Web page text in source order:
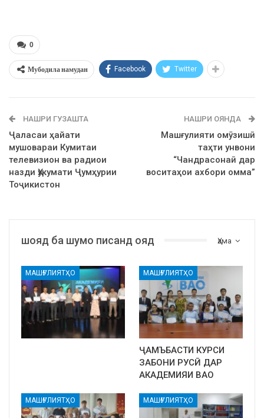
0
Мубодила намудан Facebook Twitter
НАШРИ ГУЗАШТА
Ҷаласаи ҳайати
мушовараи Кумитаи
телевизион ва радиои
назди Ҳукумати Ҷумҳурии
Тоҷикистон
НАШРИ ОЯНДА
Машғулияти омӯзишӣ
таҳти унвони
“Чандрасонаӣ дар
воситаҳои ахбори омма”
Ҳама
шояд ба шумо писанд ояд
МАШҒУЛИЯТҲО МАШҒУЛИЯТҲО
ҶАМЪБАСТИ КУРСИ
ЗАБОНИ РУСӢ ДАР
АКАДЕМИЯИ ВАО
МАШҒУЛИЯТҲО МАШҒУЛИЯТҲО